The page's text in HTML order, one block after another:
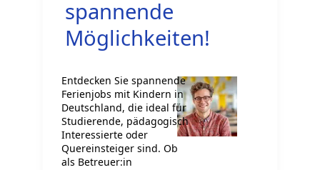
spannende
Möglichkeiten!
Entdecken Sie spannende
Ferienjobs mit Kindern in
Deutschland, die ideal für
Studierende, pädagogisch
Interessierte oder
Quereinsteiger sind. Ob
als Betreuer:in